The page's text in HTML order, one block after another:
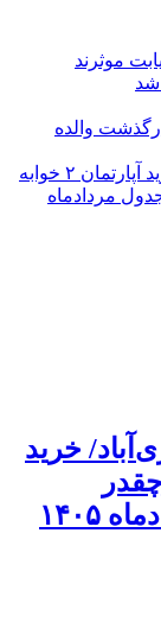
موثرند
شد
والده
لیست قیمت خرید مسکن در نازی‌آباد/ خرید آپارتمان ۲ خوابه
مردادماه
خرید
چقدر